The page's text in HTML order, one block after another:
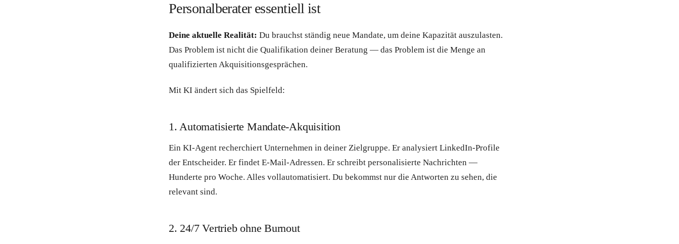
Personalberater essentiell ist
Deine aktuelle Realität: Du brauchst ständig neue Mandate, um deine Kapazität auszulasten.
Das Problem ist nicht die Qualifikation deiner Beratung — das Problem ist die Menge an
qualifizierten Akquisitionsgesprächen.
Mit KI ändert sich das Spielfeld:
1. Automatisierte Mandate-Akquisition
Ein KI-Agent recherchiert Unternehmen in deiner Zielgruppe. Er analysiert LinkedIn-Profile
der Entscheider. Er findet E-Mail-Adressen. Er schreibt personalisierte Nachrichten —
Hunderte pro Woche. Alles vollautomatisiert. Du bekommst nur die Antworten zu sehen, die
relevant sind.
2. 24/7 Vertrieb ohne Burnout